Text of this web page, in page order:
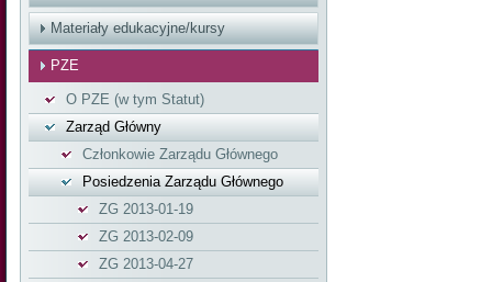
Materiały edukacyjne/kursy
PZE
O PZE (w tym Statut)
Zarząd Główny
Członkowie Zarządu Głównego
Posiedzenia Zarządu Głównego
ZG 2013-01-19
ZG 2013-02-09
ZG 2013-04-27